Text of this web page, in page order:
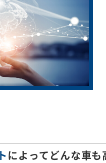
によってどんな車も